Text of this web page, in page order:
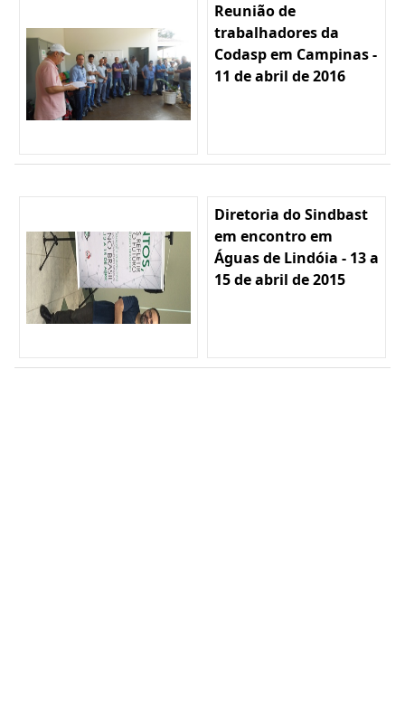
Reunião de
trabalhadores da
Codasp em Campinas -
11 de abril de 2016
Diretoria do Sindbast
em encontro em
Águas de Lindóia - 13 a
15 de abril de 2015